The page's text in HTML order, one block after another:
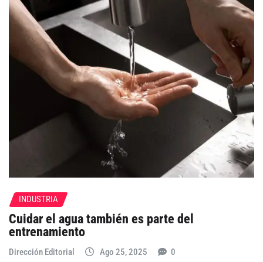
INDUSTRIA
Cuidar el agua también es parte del
entrenamiento
Dirección Editorial Ago 25, 2025 0